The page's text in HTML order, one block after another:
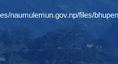
naumulemun.gov.np/files/